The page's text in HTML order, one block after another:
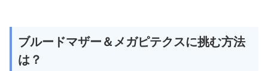
ブルードマザー＆メガピテクスに挑む方法
は？